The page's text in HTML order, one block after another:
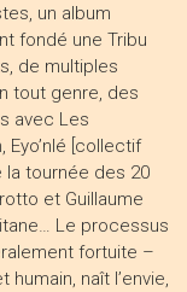
un album
fondé une Tribu
de multiples
tout genre, des
avec Les
Eyo’nlé [collectif
tournée des 20
et Guillaume
Le processus
fortuite –
naît l’envie,